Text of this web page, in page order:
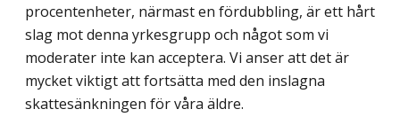
procentenheter, närmast en fördubbling, är ett hårt
slag mot denna yrkesgrupp och något som vi
moderater inte kan acceptera. Vi anser att det är
mycket viktigt att fortsätta med den inslagna
skattesänkningen för våra äldre.